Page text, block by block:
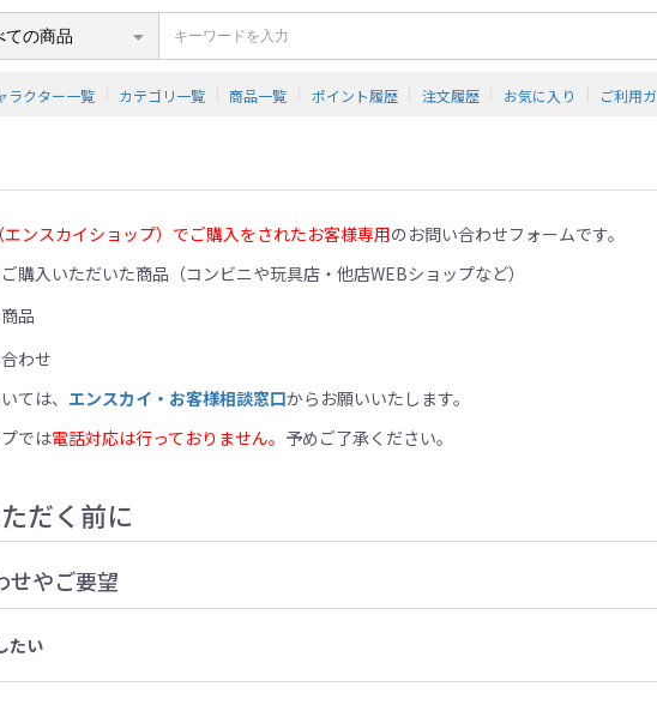
ラクター一覧 カテゴリ一覧 商品一覧 ポイント履歴 注文履歴 お気に入り ご利用
ンスカイショップ）でご購入をされたお客様専用のお問い合わせフォームです。
購入いただいた商品（コンビニや玩具店・他店WEBショップなど）
品
わせ
ては、 エンスカイ・お客様相談窓口からお願いいたします。
では電話対応は行っておりません。 予めご了承ください。
だく前に
せやご要望
たい